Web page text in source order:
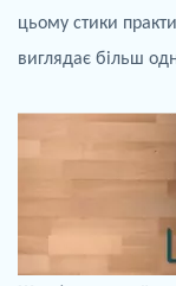
цьому стики
виглядає більш